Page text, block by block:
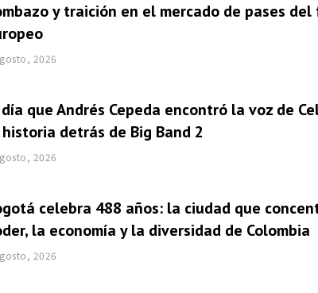
y traición en el mercado de pases
2026
que Andrés Cepeda encontró la voz de
detrás de Big Band 2
2026
celebra 488 años: la ciudad que
la economía y la diversidad de Colombia
2026